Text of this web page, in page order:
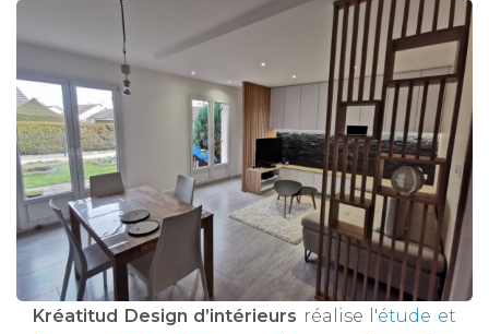
Kréatitud Design d’intérieurs réalise l'étude et